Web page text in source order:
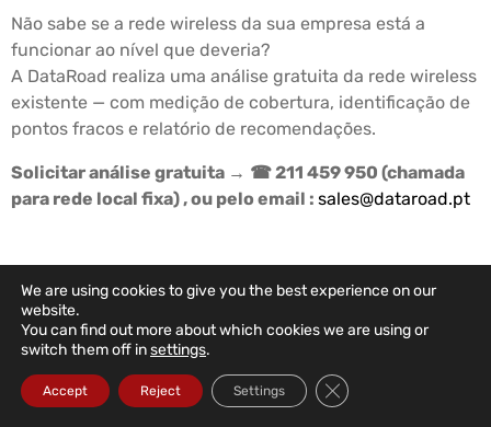
Não sabe se a rede wireless da sua empresa está a
funcionar ao nível que deveria?
A DataRoad realiza uma análise gratuita da rede wireless
existente — com medição de cobertura, identificação de
pontos fracos e relatório de recomendações.
Solicitar análise gratuita → ☎ 211 459 950 (chamada
para rede local fixa) , ou pelo email : sales@dataroad.pt
PLANOS DE SUPORTE DATAROAD
A Informática Da Sua Empresa
Nas Mãos Certas
We are using cookies to give you the best experience on our
website.
You can find out more about which cookies we are using or
switch them off insettings.
Accept Reject Settings Close GDPR Cookie